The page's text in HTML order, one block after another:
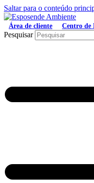
Saltar para o conteúdo
Área de cliente Centro de
Pesquisar